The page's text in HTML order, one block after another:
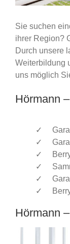
Sie suchen
ihrer Region?
Durch unsere
Weiterbildung
uns möglich
Hörmann
Hörmann